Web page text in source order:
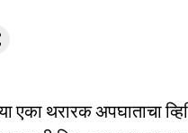
थरारक अपघाताचा